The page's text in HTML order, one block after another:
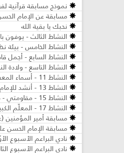
نموذج مسابقة قرآنية
مسابقة عن الإمام
نحبك يا بقية الله
النشاط الثالث - يوفون
النشاط الخامس - بيئة
النشاط السابع - أجمل
النشاط التاسع - ولادة
النشاط 11 - أسماء المعصومين (عليهم السلام)
النشاط 13 - أنشد للإمام المهدي (عجل الله فرجه الشريف) - البراعم
النشاط 15 - مقاومتي - مرحلة البراعم
النشاط 17 - المعلّم الكبير - مرحلة البراعم
مسابقة أمير المؤمنين
مسابقة الإمام الحسن
نادي البراعم الأسبوع
نادي البراعم الأسبوع